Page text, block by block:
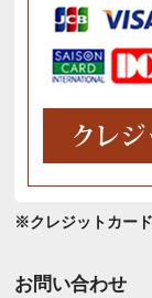
※クレジットカー
お問い合わせ